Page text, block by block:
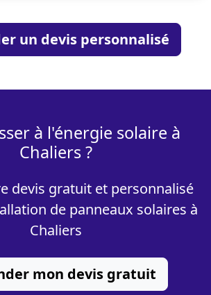
un devis personnalisé
à l'énergie solaire à
Chaliers ?
devis gratuit et personnalisé
de panneaux solaires à
Chaliers
mon devis gratuit